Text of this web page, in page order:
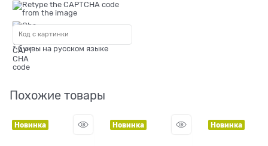
* буквы на русском языке
Похожие товары
Новинка Новинка Новинка